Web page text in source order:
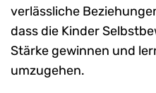
verlässliche
dass die Kinder
Stärke gewinnen und
umzugehen.